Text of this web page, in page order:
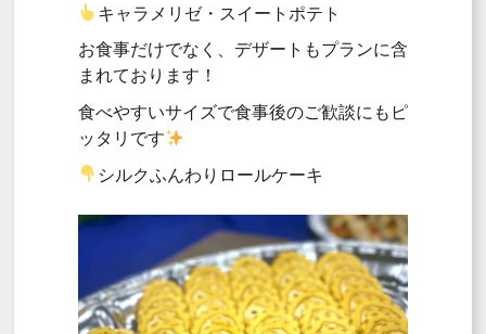
キャラメリゼ・スイートポテト
お食事だけでなく、デザートもプランに含
まれております！
食べやすいサイズで食事後のご歓談にもピ
ッタリです
シルクふんわりロールケーキ